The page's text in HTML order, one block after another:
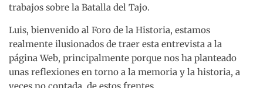
trabajos sobre la Batalla del Tajo.
Luis, bienvenido al Foro de la Historia, estamos
realmente ilusionados de traer esta entrevista a la
página Web, principalmente porque nos ha planteado
unas reflexiones en torno a la memoria y la historia, a